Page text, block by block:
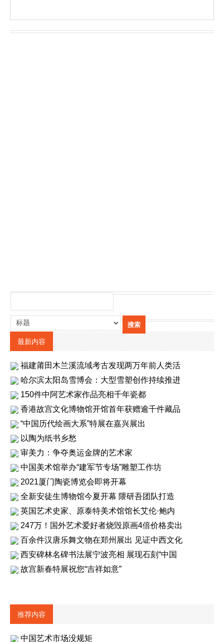
最新内容
福建莆田木兰溪流域考古发现两万年前人类活
哈尔滨太阳岛雪博会：大型雪塑创作持续推进
150件中阿艺术家作品亮相千年瓷都
香港故宫文化博物馆开馆首年获赠逾千件藏品
“中国历代绘画大系”特展在嘉兴展出
以陶为纸书乡愁
审美力：争夺奥运金牌的艺术家
中国美术馆举办“建军节专场”雕塑工作坊
2021厦门陶瓷博览会即将开幕
全新安徒生博物馆今夏开幕 隈研吾团队打造
英国艺术史家、原泰特美术馆馆长艾伦·鲍内
247万！国外艺术爱好者烧毁原画4倍价格卖出
百余件汉唐乐舞文物在郑州展出 见证中西文化
西安碑林名碑书法展宁波亮相 展现石刻“中国
故宫新春特展祝您“吉祥如意”
推荐内容
中国艺术市场没规矩